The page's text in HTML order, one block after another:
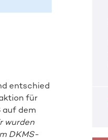
entschied
für
auf dem
wurden
DKMS-